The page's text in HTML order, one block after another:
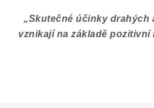
„Skutečné účinky drahých
vznikají na základě